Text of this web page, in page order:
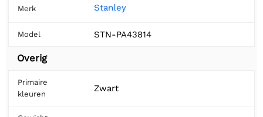
Merk Stanley
Model STN-PA43814
Overig
Primaire
kleuren
Zwart